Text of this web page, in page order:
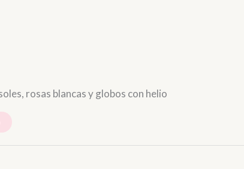
rosas blancas y globos con helio